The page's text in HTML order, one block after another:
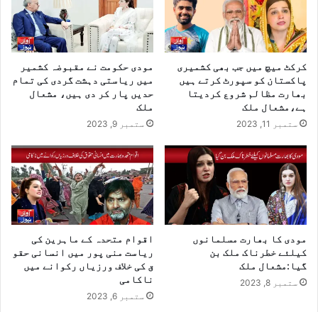
کرکٹ میچ میں جب بھی کشمیری
پاکستان کو سپورٹ کرتے ہیں
بھارت مظالم شروع کردیتا
ہے،مشعال ملک
ستمبر 11, 2023
مودی حکومت نے مقبوضہ کشمیر
میں ریاستی دہشت گردی کی تمام
حدیں پار کر دی ہیں، مشعال
ملک
ستمبر 9, 2023
مودی کا بھارت مسلمانوں
کیلئے خطرناک ملک بن
گیا:مشعال ملک
ستمبر 8, 2023
اقوام متحدہ کے ماہرین کی
ریاست منی پور میں انسانی حقو
ق کی خلاف ورزیاں رکوانے میں
ناکامی
ستمبر 6, 2023